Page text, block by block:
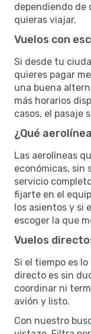
dependiendo de
quieras viajar.
Vuelos con
Si desde tu
quieres pagar
una buena
más horarios
casos, el pasaje
¿Qué
Las aerolíneas
económicas, sin
servicio
fijarte en el
los asientos y si
escoger la que
Vuelos
Si el tiempo es
directo es sin
coordinar ni
avión y listo.
Con nuestro